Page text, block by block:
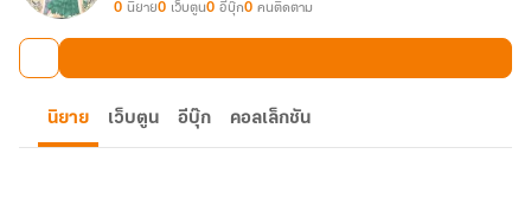
0 นิยาย0 เว็บตูน0 อีบุ๊ก0 คนติดตาม
นิยาย เว็บตูน อีบุ๊ก คอลเล็กชัน